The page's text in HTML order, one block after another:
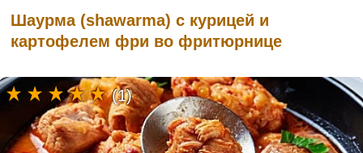
Шаурма (shawarma) с курицей и
картофелем фри во фритюрнице
(1)